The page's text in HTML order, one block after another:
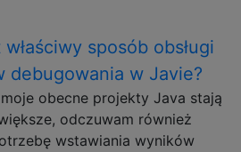
sposób obsługi
debugowania w Javie?
obecne projekty Java stają
odczuwam również
wstawiania wyników